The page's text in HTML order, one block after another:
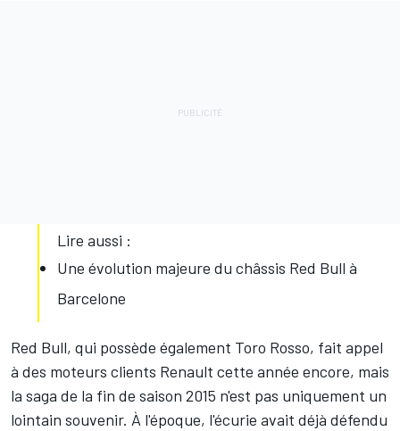
Lire aussi :
Une évolution majeure du châssis Red Bull à
Barcelone
Red Bull, qui possède également Toro Rosso, fait appel
à des moteurs clients Renault cette année encore, mais
la saga de la fin de saison 2015 n'est pas uniquement un
lointain souvenir. À l'époque, l'écurie avait déjà défendu